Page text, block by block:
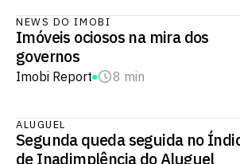
NEWS DO IMOBI
Imóveis ociosos na mira dos
governos
Imobi Report 8 min
ALUGUEL
Segunda queda seguida no
de Inadimplência do Aluguel